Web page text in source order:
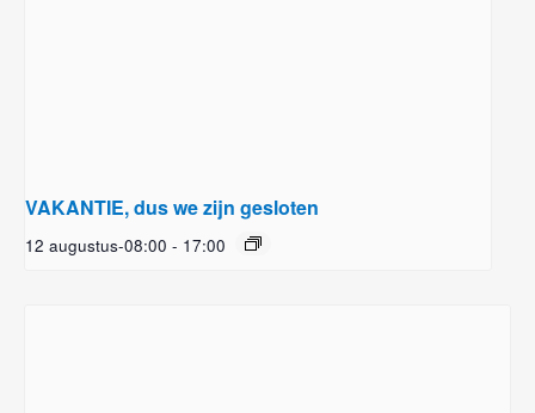
VAKANTIE, dus we zijn gesloten
12 augustus-08:00 - 17:00